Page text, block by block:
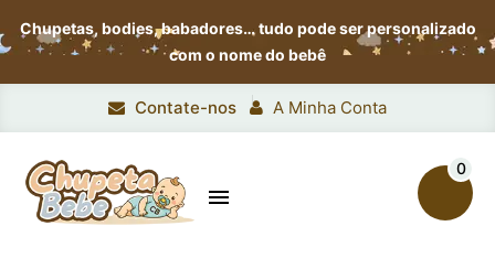
Chupetas, bodies, babadores…tudo pode ser personalizado
com o nome do bebê
Contate-nos A Minha Conta

0